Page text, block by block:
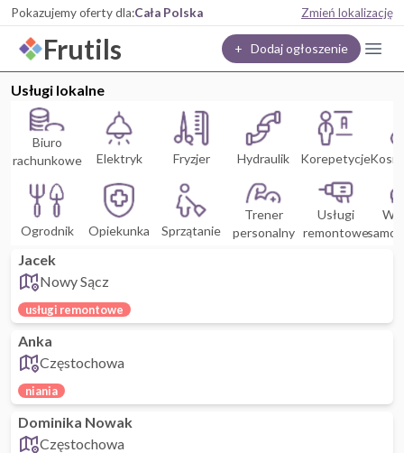
Pokazujemy oferty dla:Cała Polska Zmień lokalizację
Frutils + Dodaj ogłoszenie
Usługi lokalne
Biuro
rachunkowe
Elektryk Fryzjer Hydraulik Korepetycje
Ogrodnik Opiekunka Sprzątanie
Trener
personalny
Usługi
remontowe
Jacek
Nowy Sącz
usługi remontowe
Anka
Częstochowa
niania
Dominika Nowak
Częstochowa